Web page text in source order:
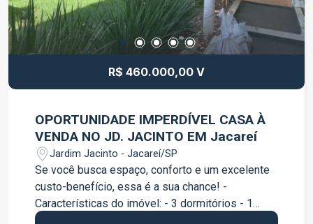
R$ 460.000,00 V
OPORTUNIDADE IMPERDÍVEL CASA À
VENDA NO JD. JACINTO EM Jacareí
Jardim Jacinto - Jacareí/SP
Se você busca espaço, conforto e um excelente
custo-benefício, essa é a sua chance! -
Características do imóvel: - 3 dormitórios - 1
banheiro - Sala - Cozinha - Vaga para até 2 carros